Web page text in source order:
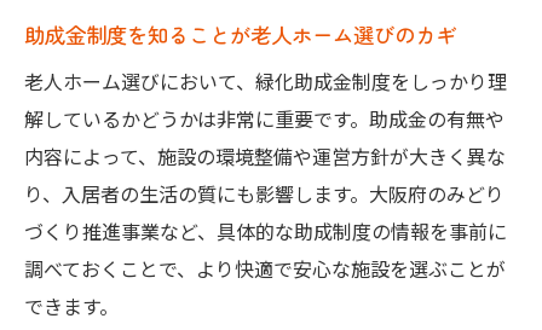
助成金制度を知ることが老人ホーム選びのカギ
老人ホーム選びにおいて、緑化助成金制度をしっかり理
解しているかどうかは非常に重要です。助成金の有無や
内容によって、施設の環境整備や運営方針が大きく異な
り、入居者の生活の質にも影響します。大阪府のみどり
づくり推進事業など、具体的な助成制度の情報を事前に
調べておくことで、より快適で安心な施設を選ぶことが
できます。